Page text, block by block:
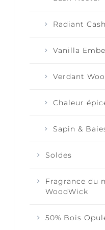
Radiant
Vanilla
Verdant
Chaleur
Sapin &
Soldes
Fragrance du
WoodWick
50% Bois